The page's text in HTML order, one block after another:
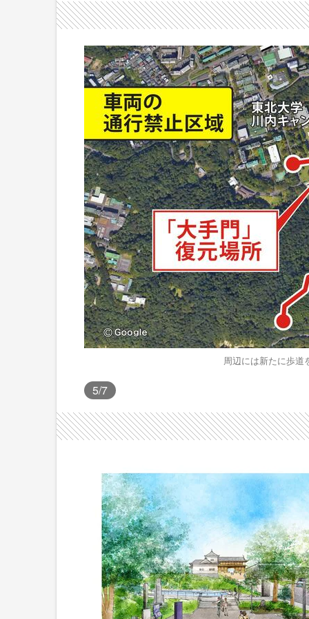
周辺には新たに歩道
5/7